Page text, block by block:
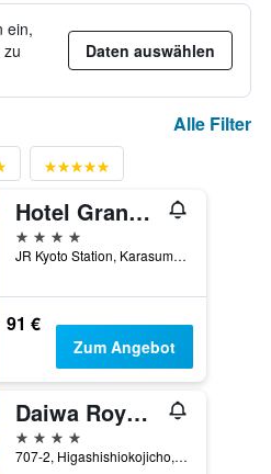
ein,
Daten auswählen
Alle Filter
Hotel Granvia Kyoto
4 Sterne
JR Kyoto Station, Karasuma Chuo-Guchi, Kyōto, Japan
91 €
Zum Angebot
Daiwa Roynet Hotel Kyoto Ekimae Premier
4 Sterne
707-2, Higashishiokojicho, Kyōto, Japan